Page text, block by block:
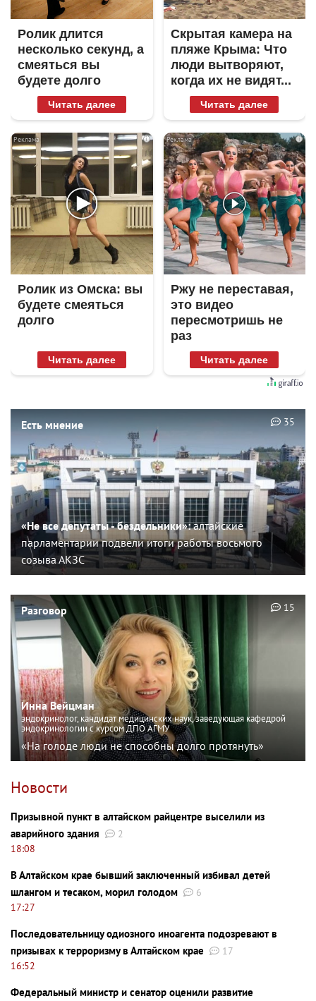
Ролик длится
несколько секунд, а
смеяться вы
будете долго
Читать далее
Скрытая камера на
пляже Крыма: Что
люди вытворяют,
когда их не видят...
Читать далее
i
Ролик из Омска: вы
будете смеяться
долго
Читать далее
i
Ржу не переставая,
это видео
пересмотришь не
раз
Читать далее
Есть мнение
«Не все депутаты - бездельники»:алтайские
парламентарии подвели итоги работы восьмого
созыва АКЗС
35
Разговор
Инна Вейцман
эндокринолог, кандидат медицинских наук, заведующая кафедрой
эндокринологии с курсом ДПО АГМУ
«На голоде люди не способны долго протянуть»
15
Новости
Призывной пункт в алтайском райцентре выселили из
аварийного здания
2
18:08
В Алтайском крае бывший заключенный избивал детей
шлангом и тесаком, морил голодом
6
17:27
Последовательницу одиозного иноагента подозревают в
призывах к терроризму в Алтайском крае
17
16:52
Федеральный министр и сенатор оценили развитие